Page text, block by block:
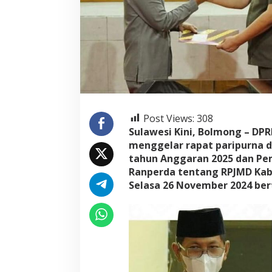
a
n
K
U
P
A
2
0
2
5
d
a
n
R
p
e
r
d
Post Views: 308
Sulawesi Kini, Bolmong –
menggelar rapat paripurna
tahun Anggaran 2025 dan
Ranperda tentang RPJMD
Selasa 26 November 2024